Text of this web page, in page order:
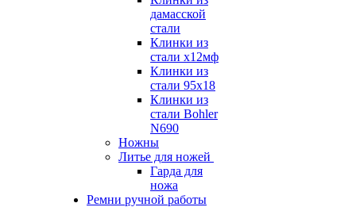
дамасской
стали
Клинки из
стали х12мф
Клинки из
стали 95х18
Клинки из
стали Bohler
N690
Ножны
Литье для ножей
Гарда для
ножа
Ремни ручной работы